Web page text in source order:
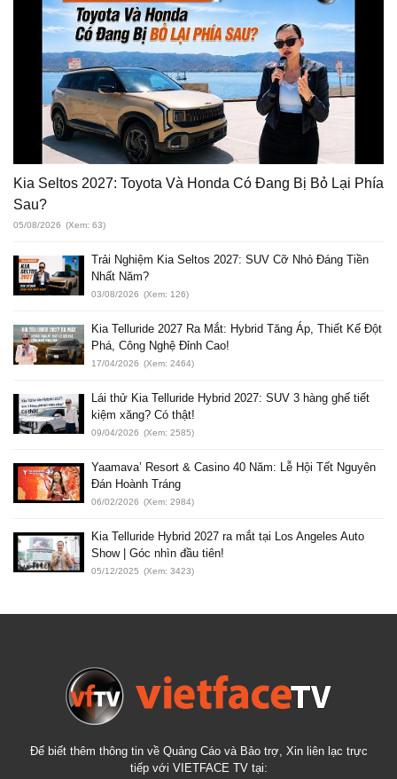
Kia Seltos 2027: Toyota Và Honda Có Đang Bị Bỏ Lại Phía
Sau?
05/08/2026 (Xem: 63)
Trải Nghiệm Kia Seltos 2027: SUV Cỡ Nhỏ Đáng Tiền
Nhất Năm?
03/08/2026 (Xem: 126)
Kia Telluride 2027 Ra Mắt: Hybrid Tăng Áp, Thiết Kế Đột
Phá, Công Nghệ Đỉnh Cao!
17/04/2026 (Xem: 2464)
Lái thử Kia Telluride Hybrid 2027: SUV 3 hàng ghế tiết
kiệm xăng? Có thật!
09/04/2026 (Xem: 2585)
Yaamava’ Resort & Casino 40 Năm: Lễ Hội Tết Nguyên
Đán Hoành Tráng
06/02/2026 (Xem: 2984)
Kia Telluride Hybrid 2027 ra mắt tại Los Angeles Auto
Show | Góc nhìn đầu tiên!
05/12/2025 (Xem: 3423)
Để biết thêm thông tin về Quảng Cáo và Bảo trợ, Xin liên lạc trực
tiếp với VIETFACE TV tại: